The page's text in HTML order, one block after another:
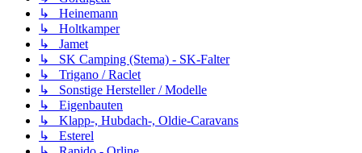
↳ Heinemann
↳ Holtkamper
↳ Jamet
↳ SK Camping (Stema) - SK-Falter
↳ Trigano / Raclet
↳ Sonstige Hersteller / Modelle
↳ Eigenbauten
↳ Klapp-, Hubdach-, Oldie-Caravans
↳ Esterel